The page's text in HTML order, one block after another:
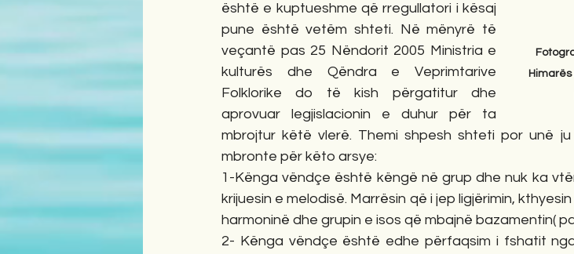
është e kuptueshme që rregullatori i kësaj
pune është vetëm shteti. Në mënyrë të
veçantë pas 25 Nëndorit 2005 Ministria e
kulturës dhe Qëndra e Veprimtarive
Folklorike do të kish përgatitur dhe
aprovuar legjislacionin e duhur për ta
mbrojtur këtë vlerë. Themi shpesh shteti por unë
mbronte për këto arsye:
1-Kënga vëndçe është këngë në grup dhe nuk ka
krijuesin e melodisë. Marrësin që i jep ligjërimin,
harmoninë dhe grupin e isos që mbajnë bazamentin(
2- Kënga vëndçe është edhe përfaqsim i fshatit